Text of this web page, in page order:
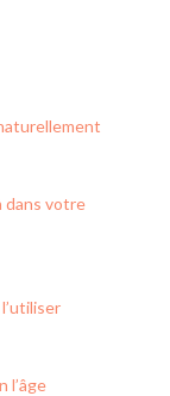
dans votre
l’âge